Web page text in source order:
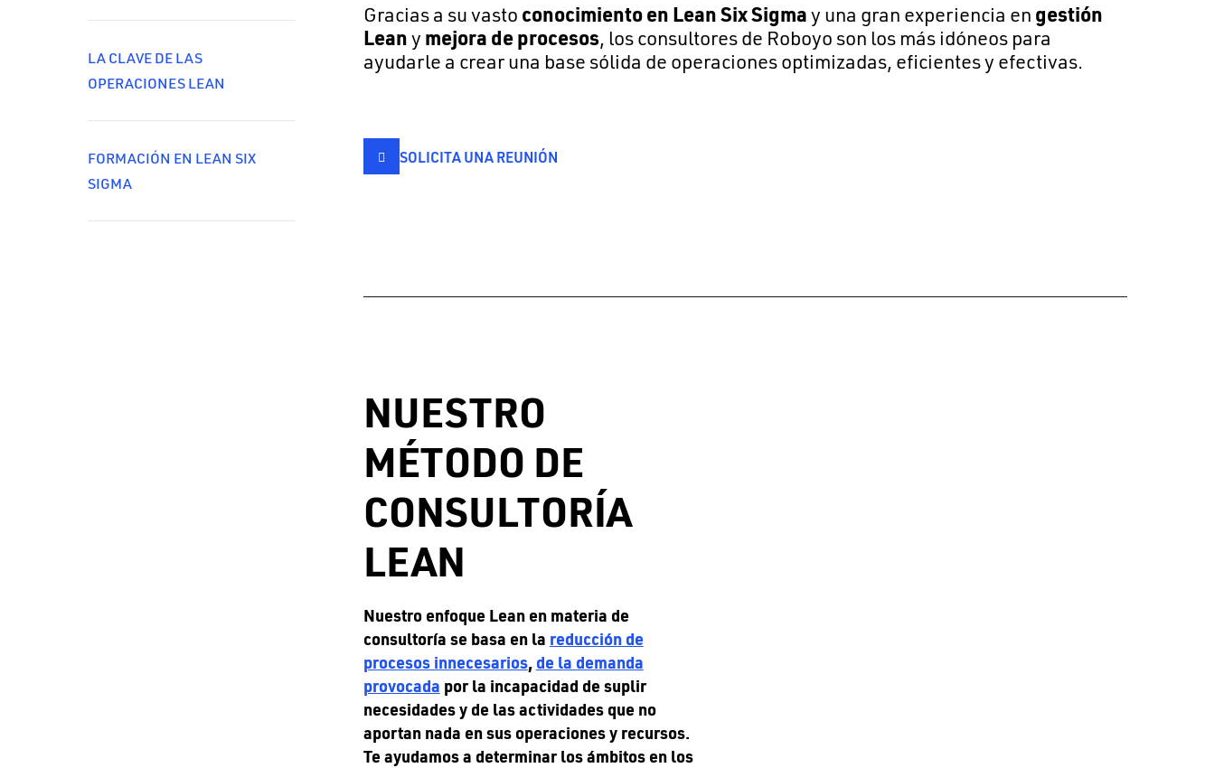
LA CLAVE DE LAS
OPERACIONES LEAN
FORMACIÓN EN LEAN SIX
SIGMA
Gracias a su vasto conocimiento en Lean Six Sigmay una gran experiencia en gestión
Leany mejora de procesos, los consultores de Roboyo son los más idóneos para
ayudarle a crear una base sólida de operaciones optimizadas, eficientes y efectivas.
SOLICITA UNA REUNIÓN
NUESTRO
MÉTODO DE
CONSULTORÍA
LEAN
Nuestro enfoque Lean en materia de
consultoría se basa en la reducción de
procesos innecesarios, de la demanda
provocada por la incapacidad de suplir
necesidades y de las actividades que no
aportan nada en sus operaciones y recursos.
Te ayudamos a determinar los ámbitos en los